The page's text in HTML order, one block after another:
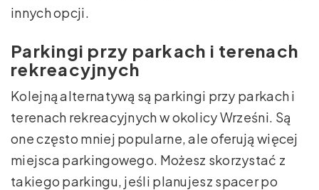
innych opcji.
Parkingi przy parkach i terenach
rekreacyjnych
Kolejną alternatywą są parkingi przy parkach i
terenach rekreacyjnych w okolicy Wrześni. Są
one często mniej popularne, ale oferują więcej
miejsca parkingowego. Możesz skorzystać z
takiego parkingu, jeśli planujesz spacer po